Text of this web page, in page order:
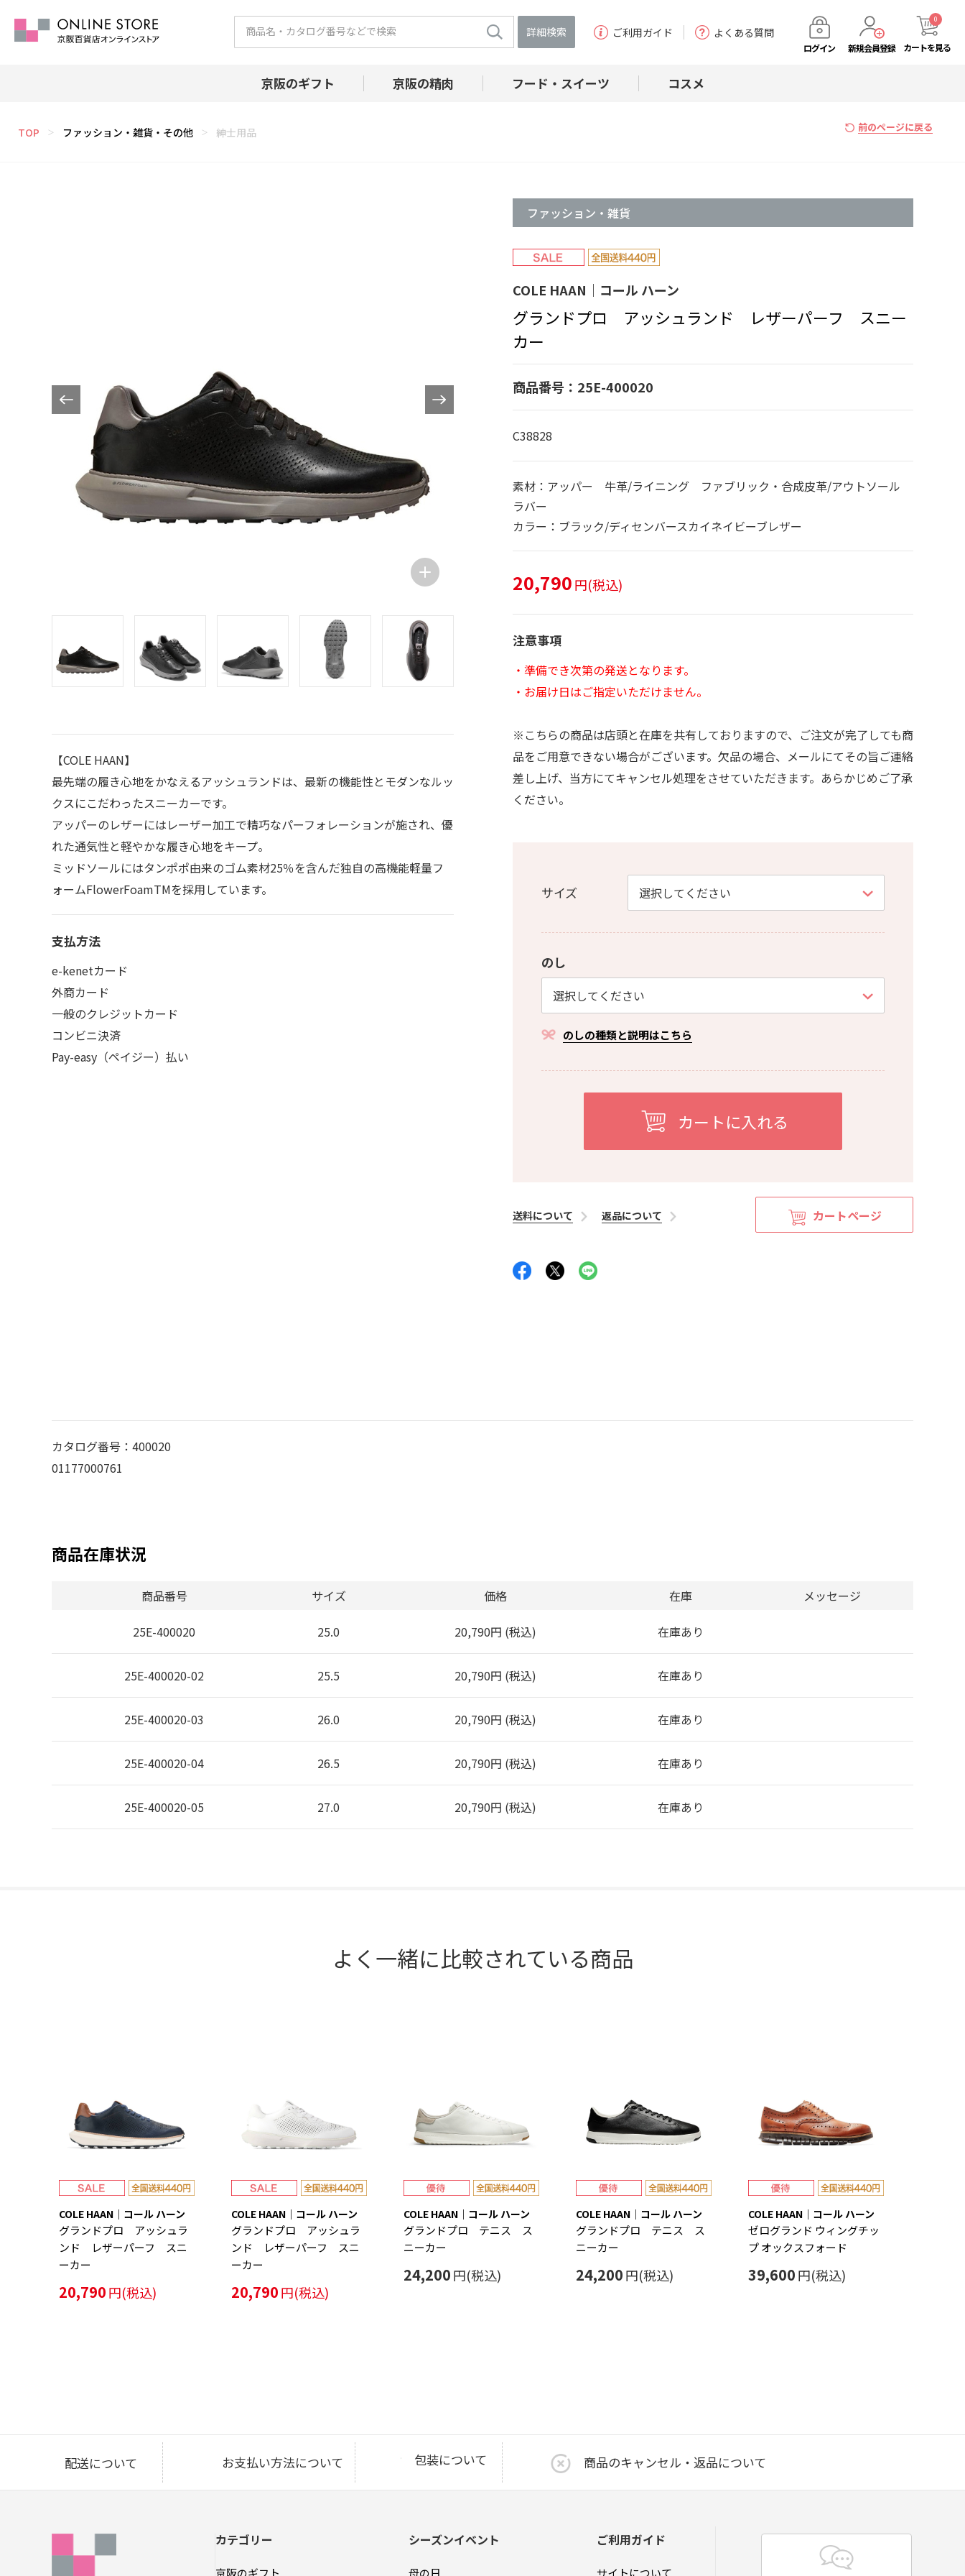
詳細検索 ご利用ガイド よくある質問
ログイン 新規会員登録 カートを見る
0
京阪のギフト 京阪の精肉 フード・スイーツ コスメ
TOP ＞ ファッション・雑貨・その他 ＞ 紳士用品 前のページに戻る
【COLE HAAN】
最先端の履き心地をかなえるアッシュランドは、最新の機能性とモダンなルッ
クスにこだわったスニーカーです。
アッパーのレザーにはレーザー加工で精巧なパーフォレーションが施され、優
れた通気性と軽やかな履き心地をキープ。
ミッドソールにはタンポポ由来のゴム素材25％を含んだ独自の高機能軽量フ
ォームFlowerFoamTMを採用しています。
支払方法
e-kenetカード
外商カード
一般のクレジットカード
コンビニ決済
Pay-easy（ペイジー）払い
ファッション・雑貨
COLE HAAN｜コール ハーン
グランドプロ アッシュランド レザーパーフ スニー
カー
商品番号：25E-400020
C38828
素材：アッパー 牛革/ライニング ファブリック・合成皮革/アウトソール
ラバー
カラー：ブラック/ディセンバースカイネイビーブレザー
20,790円(税込)
注意事項
・準備でき次第の発送となります。
・お届け日はご指定いただけません。
※こちらの商品は店頭と在庫を共有しておりますので、ご注文が完了しても商
品をご用意できない場合がございます。欠品の場合、メールにてその旨ご連絡
差し上げ、当方にてキャンセル処理をさせていただきます。あらかじめご了承
ください。
サイズ
のし
のしの種類と説明はこちら
送料について 返品について カートページ
カタログ番号：400020
01177000761
商品在庫状況
商品番号 サイズ 価格 在庫 メッセージ
25E-400020 25.0 20,790円 (税込) 在庫あり
25E-400020-02 25.5 20,790円 (税込) 在庫あり
25E-400020-03 26.0 20,790円 (税込) 在庫あり
25E-400020-04 26.5 20,790円 (税込) 在庫あり
25E-400020-05 27.0 20,790円 (税込) 在庫あり
よく一緒に比較されている商品
COLE HAAN｜コール ハーン
グランドプロ アッシュラ
ンド レザーパーフ スニ
ーカー
20,790円(税込)
COLE HAAN｜コール ハーン
グランドプロ アッシュラ
ンド レザーパーフ スニ
ーカー
20,790円(税込)
COLE HAAN｜コール ハーン
グランドプロ テニス ス
ニーカー
24,200円(税込)
COLE HAAN｜コール ハーン
グランドプロ テニス ス
ニーカー
24,200円(税込)
COLE HAAN｜コール ハーン
ゼログランド ウィングチッ
プ オックスフォード
39,600円(税込)
配送について お支払い方法について 包装について 商品のキャンセル・返品について
カテゴリー シーズンイベント ご利用ガイド